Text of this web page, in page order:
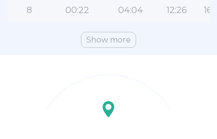
8 00:22 04:04 12:26
Show more